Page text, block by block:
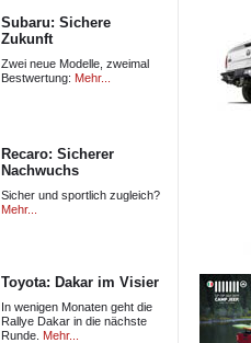
Subaru: Sichere
Zukunft
Zwei neue Modelle, zweimal
Bestwertung: Mehr...
Recaro: Sicherer
Nachwuchs
Sicher und sportlich zugleich?
Mehr...
Toyota: Dakar im Visier
In wenigen Monaten geht die
Rallye Dakar in die nächste
Runde. Mehr...